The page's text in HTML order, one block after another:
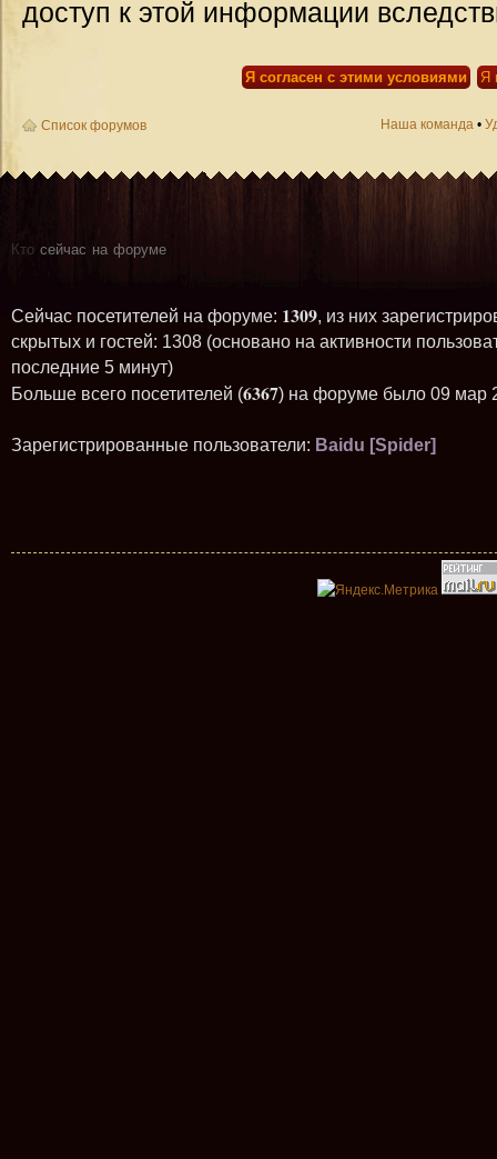
доступ к этой информации
Список форумов Наша команда •
Кто сейчас на форуме
Сейчас посетителей на форуме: 1309, из них
скрытых и гостей: 1308 (основано на активности
последние 5 минут)
Больше всего посетителей (6367) на форуме было 09 мар
Зарегистрированные пользователи: Baidu [Spider]